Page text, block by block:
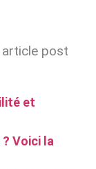
post
et
Voici la